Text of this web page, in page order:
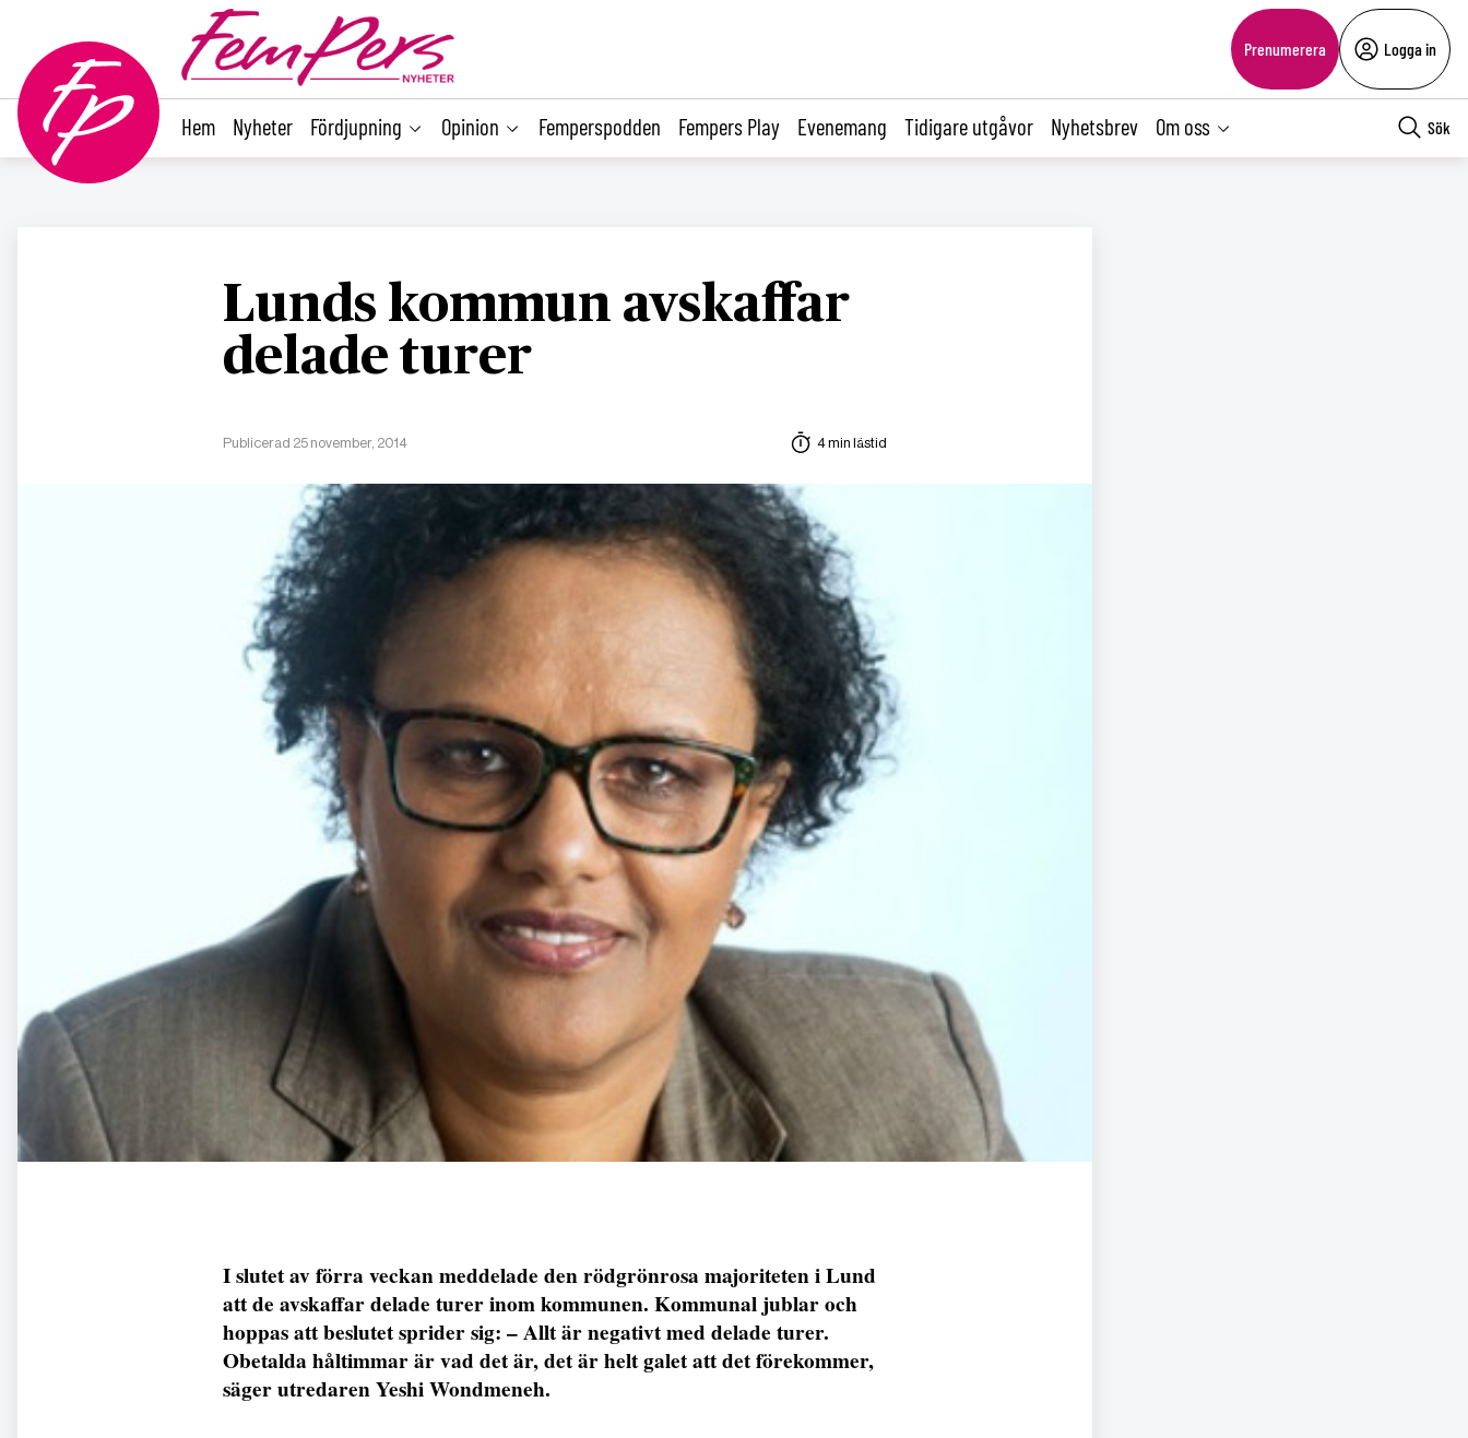
Prenumerera Logga in
Hem Nyheter Fördjupning Opinion Femperspodden Fempers Play Evenemang Tidigare utgåvor Nyhetsbrev Om oss Sök
Lunds kommun avskaffar
delade turer
Publicerad 25 november, 2014 4 min lästid
I slutet av förra veckan meddelade den rödgrönrosa majoriteten i Lund
att de avskaffar delade turer inom kommunen. Kommunal jublar och
hoppas att beslutet sprider sig: – Allt är negativt med delade turer.
Obetalda håltimmar är vad det är, det är helt galet att det förekommer,
säger utredaren Yeshi Wondmeneh.